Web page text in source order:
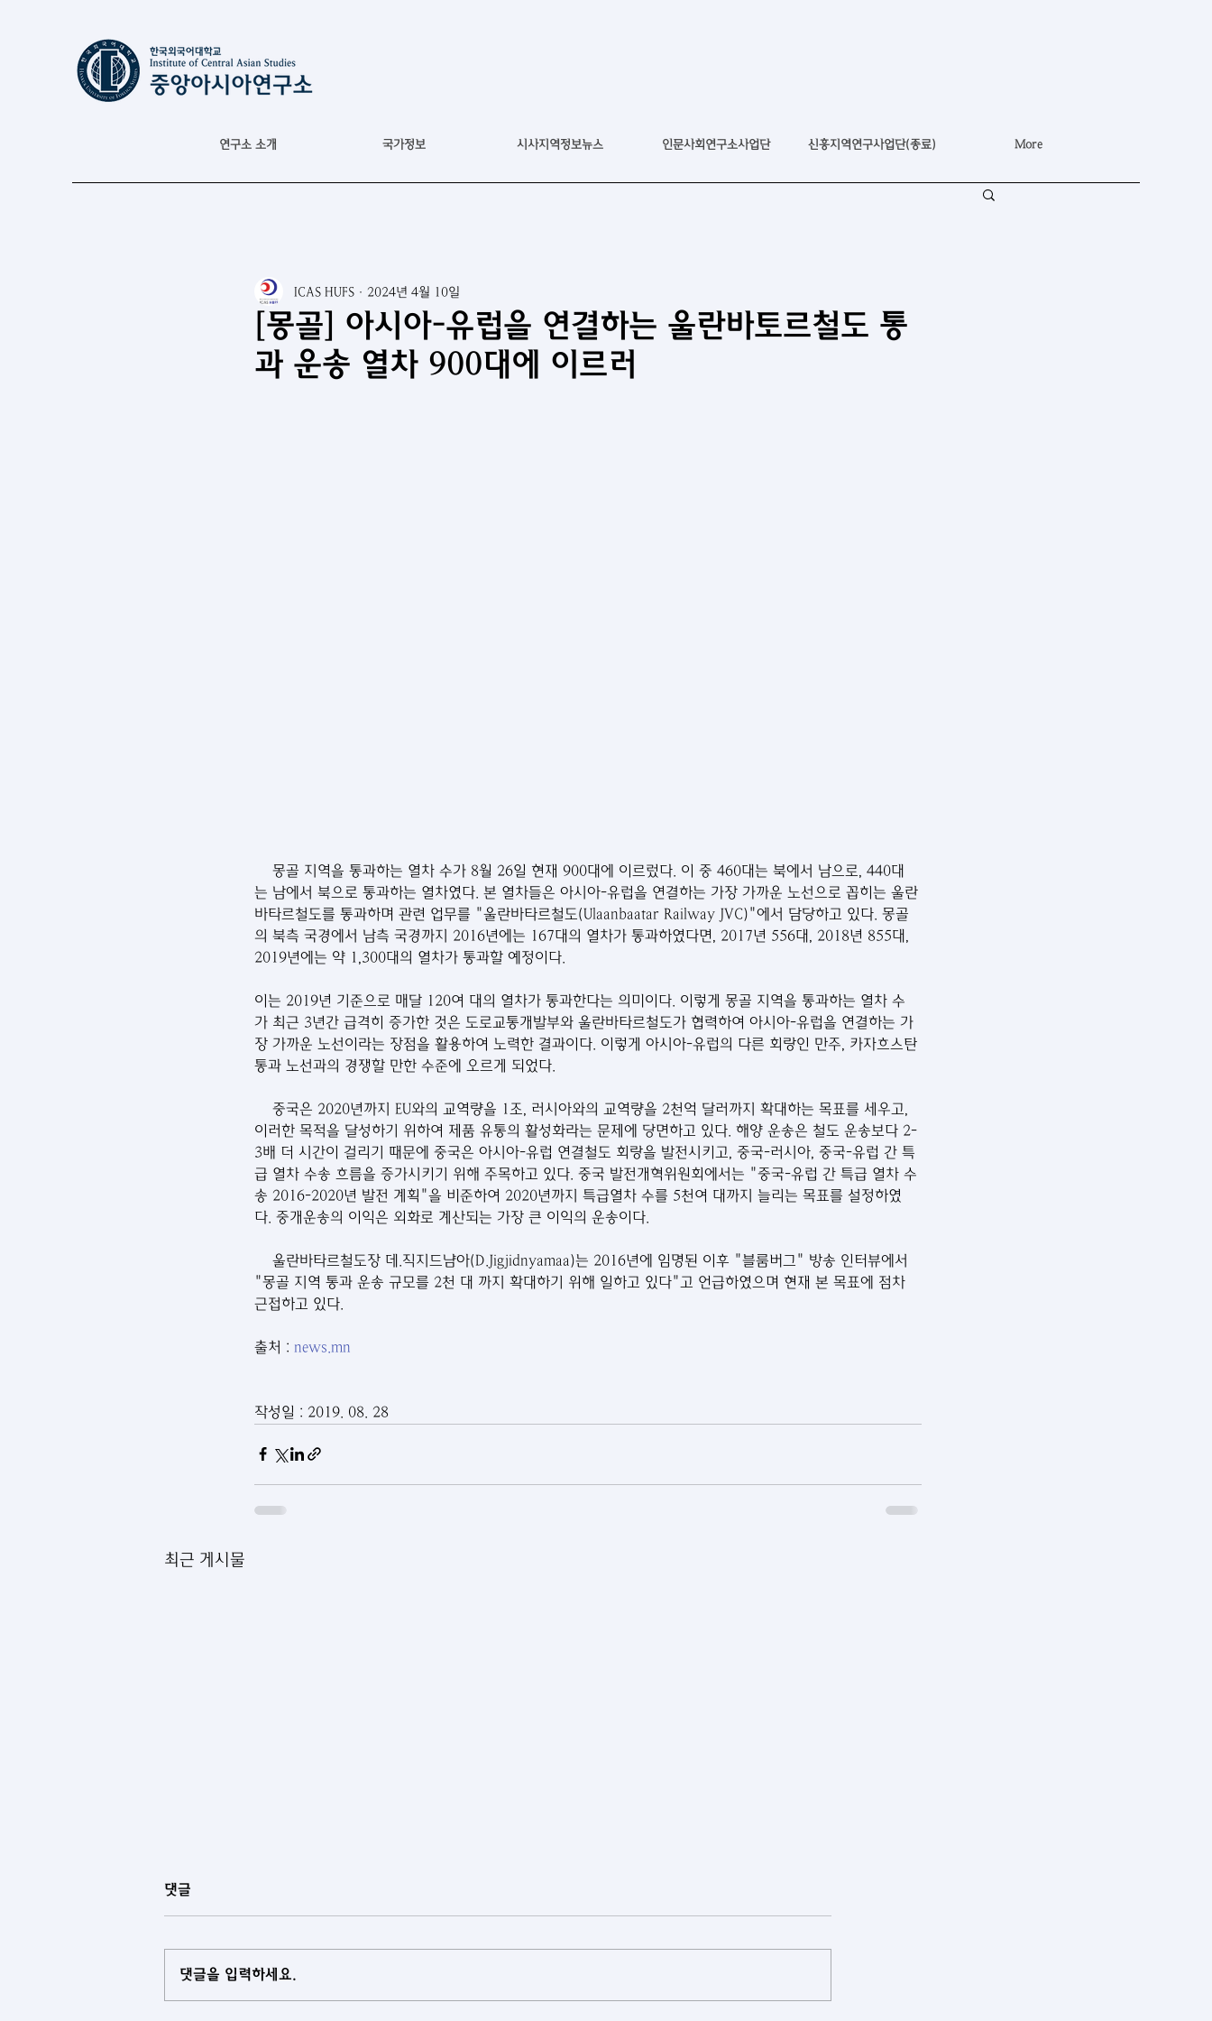
연구소 소개 국가정보 시사지역정보뉴스 인문사회연구소사업단 신흥지역연구사업단(종료) More
[몽골] 아시아-유럽을 연결하는 울란바토르철도 통
과 운송 열차 900대에 이르러
ICAS HUFS 2024년 4월 10일
는 남에서 북으로 통과하는 열차였다. 본 열차들은 아시아-유럽을 연결하는 가장 가까운 노선으로 꼽히는 울란
바타르철도를 통과하며 관련 업무를 "울란바타르철도(Ulaanbaatar Railway JVC)"에서 담당하고 있다. 몽골
의 북측 국경에서 남측 국경까지 2016년에는 167대의 열차가 통과하였다면, 2017년 556대, 2018년 855대,
2019년에는 약 1,300대의 열차가 통과할 예정이다.
이는 2019년 기준으로 매달 120여 대의 열차가 통과한다는 의미이다. 이렇게 몽골 지역을 통과하는 열차 수
가 최근 3년간 급격히 증가한 것은 도로교통개발부와 울란바타르철도가 협력하여 아시아-유럽을 연결하는 가
장 가까운 노선이라는 장점을 활용하여 노력한 결과이다. 이렇게 아시아-유럽의 다른 회랑인 만주, 카자흐스탄
통과 노선과의 경쟁할 만한 수준에 오르게 되었다.
이러한 목적을 달성하기 위하여 제품 유통의 활성화라는 문제에 당면하고 있다. 해양 운송은 철도 운송보다 2-
3배 더 시간이 걸리기 때문에 중국은 아시아-유럽 연결철도 회랑을 발전시키고, 중국-러시아, 중국-유럽 간 특
급 열차 수송 흐름을 증가시키기 위해 주목하고 있다. 중국 발전개혁위원회에서는 "중국-유럽 간 특급 열차 수
송 2016-2020년 발전 계획"을 비준하여 2020년까지 특급열차 수를 5천여 대까지 늘리는 목표를 설정하였
다. 중개운송의 이익은 외화로 계산되는 가장 큰 이익의 운송이다.
"몽골 지역 통과 운송 규모를 2천 대 까지 확대하기 위해 일하고 있다"고 언급하였으며 현재 본 목표에 점차
근접하고 있다.
출처 : news.mn
작성일 : 2019. 08. 28
최근 게시물
댓글
댓글을 입력하세요.